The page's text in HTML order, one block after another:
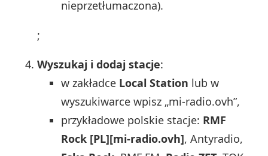
nieprzetłumaczona).
;
Wyszukaj i dodaj stacje:
w zakładce Local Station lub w
wyszukiwarce wpisz „mi-radio.ovh”,
przykładowe polskie stacje: RMF
Rock [PL][mi-radio.ovh], Antyradio,